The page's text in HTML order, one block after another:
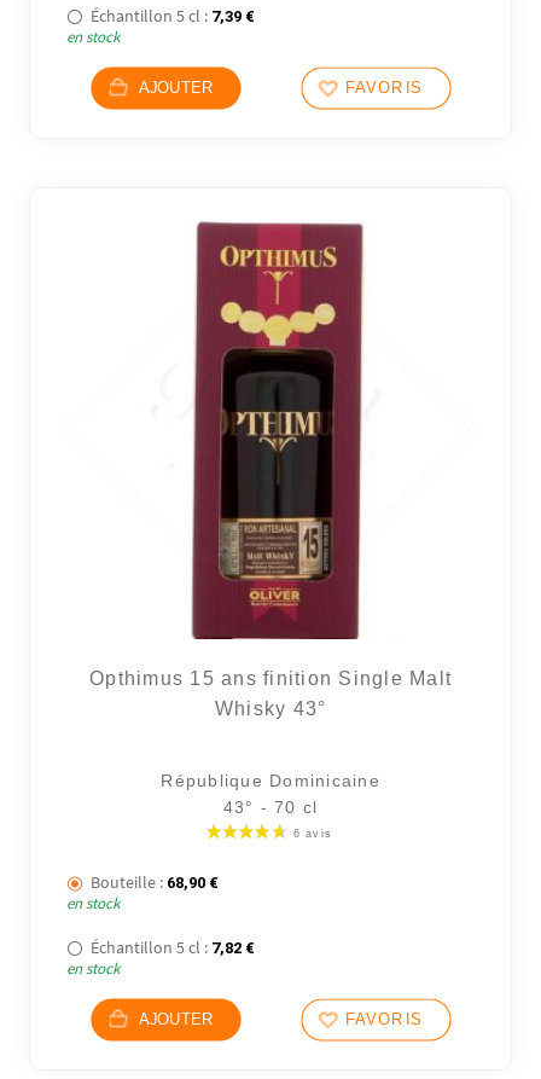
Échantillon 5 cl : 7,39 €
en stock
AJOUTER FAVORIS
Opthimus 15 ans finition Single Malt
Whisky 43°
République Dominicaine
43° - 70 cl
Bouteille : 68,90 €
en stock
Échantillon 5 cl : 7,82 €
en stock
AJOUTER FAVORIS